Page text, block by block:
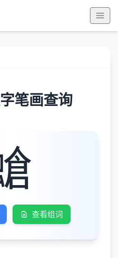
笔画查询
查看组词